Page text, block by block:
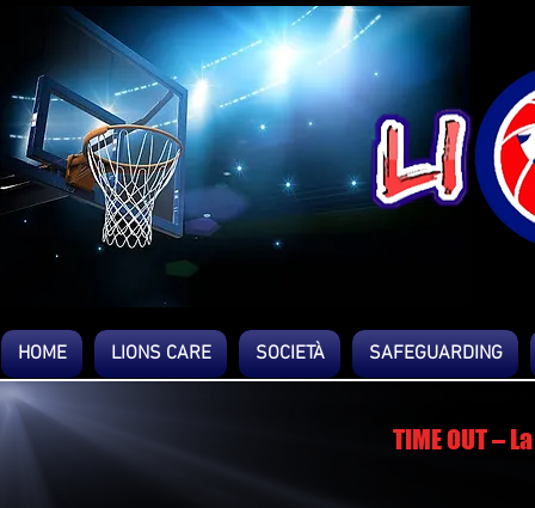
TIME OUT –
HOME LIONS CARE SOCIETÀ SAFEGUARDING